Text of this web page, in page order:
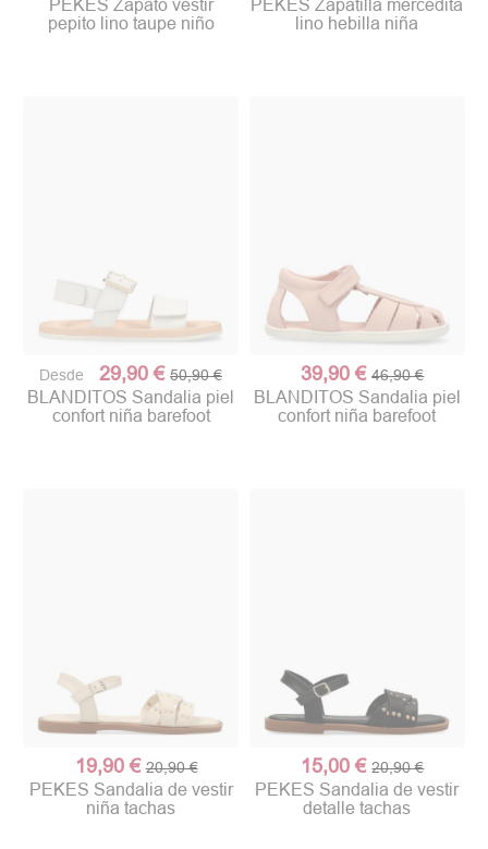
PEKES Zapato vestir
pepito lino taupe niño
PEKES Zapatilla mercedita
lino hebilla niña
Desde 29,90 € 50,90 €
BLANDITOS Sandalia piel
confort niña barefoot
39,90 € 46,90 €
BLANDITOS Sandalia piel
confort niña barefoot
19,90 € 20,90 €
PEKES Sandalia de vestir
niña tachas
15,00 € 20,90 €
PEKES Sandalia de vestir
detalle tachas